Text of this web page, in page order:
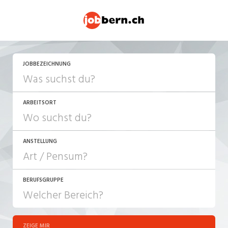
JOBBEZEICHNUNG
ARBEITSORT
ANSTELLUNG
JOB-TYP
Festanstellung
BERUFSGRUPPE
ZEIGE MIR